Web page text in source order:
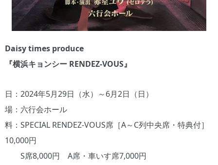
Daisy times produce
『横浜キョンシー RENDEZ-VOUS』
日：2024年5月29日（水）～6月2日（日）
場：六行会ホール
料：SPECIAL RENDEZ-VOUS席［A～C列中央席・特典付］
10,000円
S席8,000円 A席・車いす席7,000円